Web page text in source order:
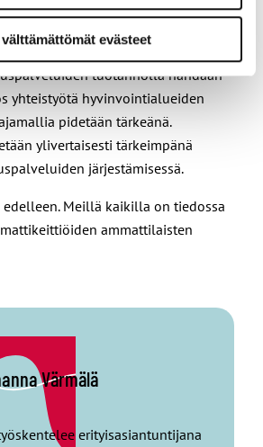
välttämättömät evästeet
tärkeänä. Ruoka- ja
yksityisten yritysten
Tulevaisuudessa kuntien
tuotannolla nähdään
yhteistyötä hyvinvointialueiden
pidetään tärkeänä.
ylivertaisesti tärkeimpänä
järjestämisessä.
Meillä kaikilla on tiedossa
ammattilaisten
Värmälä
erityisasiantuntijana